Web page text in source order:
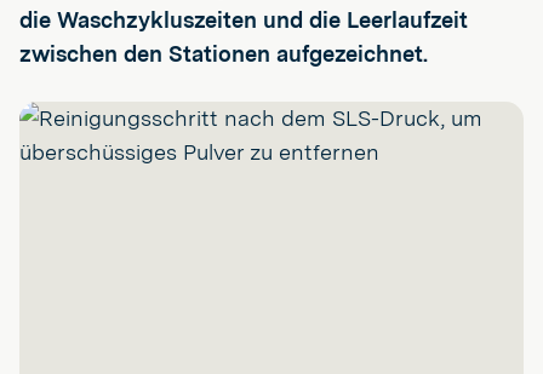
die Waschzykluszeiten und die Leerlaufzeit
zwischen den Stationen aufgezeichnet.